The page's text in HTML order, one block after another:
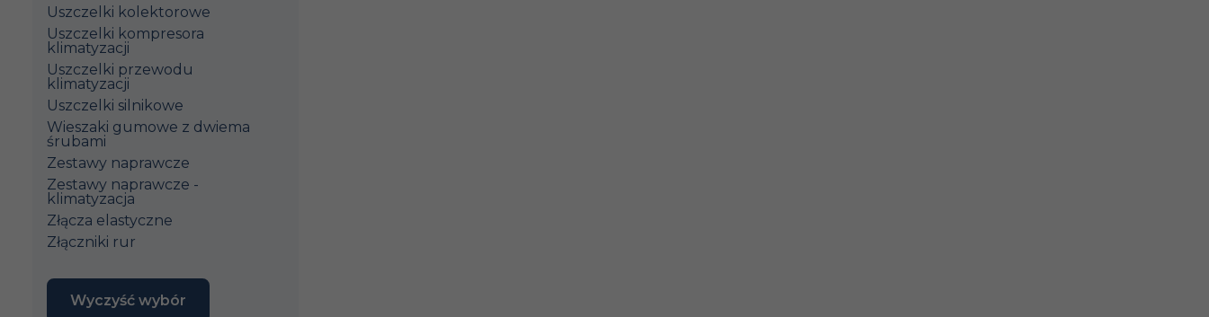
Uszczelki kolektorowe
Uszczelki kompresora
klimatyzacji
Uszczelki przewodu
klimatyzacji
Uszczelki silnikowe
Wieszaki gumowe z dwiema
śrubami
Zestawy naprawcze
Zestawy naprawcze -
klimatyzacja
Złącza elastyczne
Złączniki rur
Wyczyść wybór